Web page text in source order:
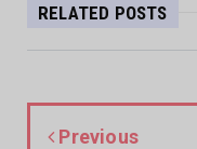
RELATED POSTS
Previous